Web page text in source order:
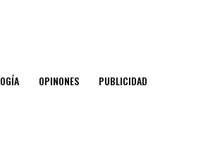
OPINONES PUBLICIDAD